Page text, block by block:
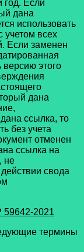
год. Если
дана
использовать
учетом всех
Если заменен
версию этого
дана
ссылка, то
без учета
отменен
ссылка на
не
свода
59642-2021
термины